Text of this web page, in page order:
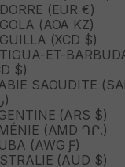
(EUR €)
(AOA KZ)
(XCD $)
ET-
$)
SAOUDITE
ر.س)
(ARS $)
(AMD ԴՐ.)
(AWG Ƒ)
(AUD $)